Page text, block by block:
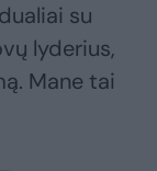
su
lyderius,
Mane tai